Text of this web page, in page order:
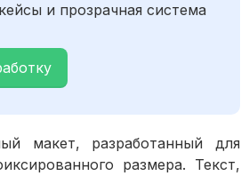
и прозрачная система
макет, разработанный для
размера. Текст,